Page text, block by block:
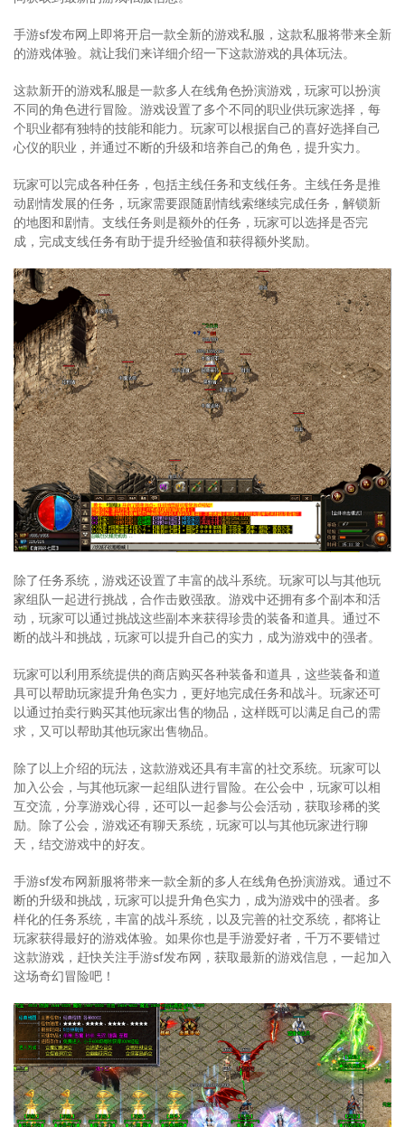
手游sf发布网上即将开启一款全新的游戏私服，这款私服将带来全新
的游戏体验。就让我们来详细介绍一下这款游戏的具体玩法。
这款新开的游戏私服是一款多人在线角色扮演游戏，玩家可以扮演
不同的角色进行冒险。游戏设置了多个不同的职业供玩家选择，每
个职业都有独特的技能和能力。玩家可以根据自己的喜好选择自己
心仪的职业，并通过不断的升级和培养自己的角色，提升实力。
玩家可以完成各种任务，包括主线任务和支线任务。主线任务是推
动剧情发展的任务，玩家需要跟随剧情线索继续完成任务，解锁新
的地图和剧情。支线任务则是额外的任务，玩家可以选择是否完
成，完成支线任务有助于提升经验值和获得额外奖励。
除了任务系统，游戏还设置了丰富的战斗系统。玩家可以与其他玩
家组队一起进行挑战，合作击败强敌。游戏中还拥有多个副本和活
动，玩家可以通过挑战这些副本来获得珍贵的装备和道具。通过不
断的战斗和挑战，玩家可以提升自己的实力，成为游戏中的强者。
玩家可以利用系统提供的商店购买各种装备和道具，这些装备和道
具可以帮助玩家提升角色实力，更好地完成任务和战斗。玩家还可
以通过拍卖行购买其他玩家出售的物品，这样既可以满足自己的需
求，又可以帮助其他玩家出售物品。
除了以上介绍的玩法，这款游戏还具有丰富的社交系统。玩家可以
加入公会，与其他玩家一起组队进行冒险。在公会中，玩家可以相
互交流，分享游戏心得，还可以一起参与公会活动，获取珍稀的奖
励。除了公会，游戏还有聊天系统，玩家可以与其他玩家进行聊
天，结交游戏中的好友。
手游sf发布网新服将带来一款全新的多人在线角色扮演游戏。通过不
断的升级和挑战，玩家可以提升角色实力，成为游戏中的强者。多
样化的任务系统，丰富的战斗系统，以及完善的社交系统，都将让
玩家获得最好的游戏体验。如果你也是手游爱好者，千万不要错过
这款游戏，赶快关注手游sf发布网，获取最新的游戏信息，一起加入
这场奇幻冒险吧！